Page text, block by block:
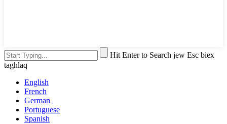
Hit Enter to Search jew Esc biex
tagħlaq
English
French
German
Portuguese
Spanish